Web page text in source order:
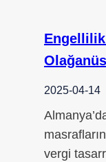
Engellilik
2025-04-14
vergi